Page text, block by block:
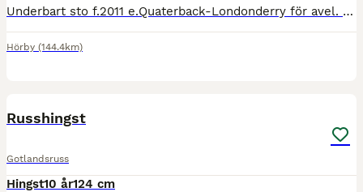
Underbart sto f.2011 e.Quaterback-Londonderry för avel. Dräktig med Ampere. Har tävlat msvb på 70% innan en skada satte stopp för karriären. Trauma som hände i hagen. Står i dag på lösdrift. Snäll i a
Hörby (144.4km)
Russhingst
Gotlandsruss
Hingst10 år124 cm